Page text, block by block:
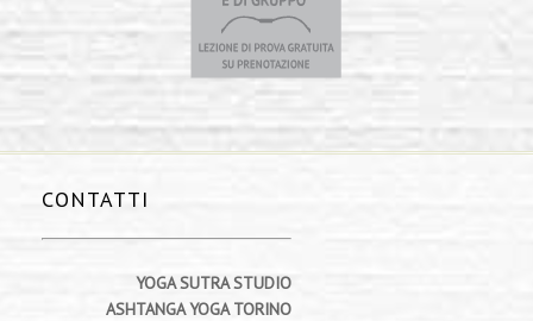
CONTATTI
YOGA SUTRA STUDIO
ASHTANGA YOGA TORINO